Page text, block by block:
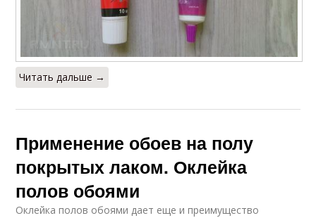
Читать дальше →
Применение обоев на полу
покрытых лаком. Оклейка
полов обоями
Оклейка полов обоями дает еще и преимущество